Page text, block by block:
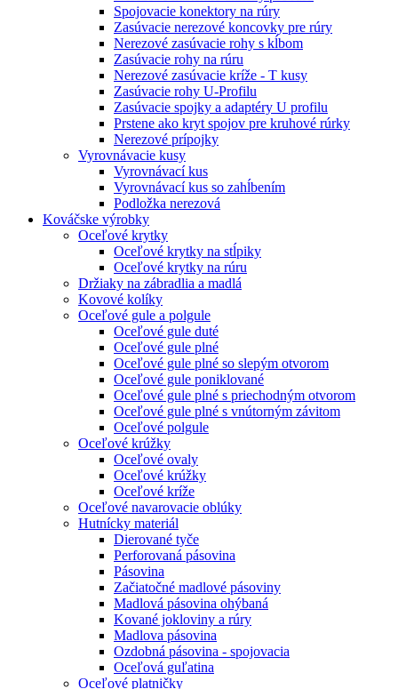
Spojovacie konektory na rúry
Zasúvacie nerezové koncovky pre rúry
Nerezové zasúvacie rohy s kĺbom
Zasúvacie rohy na rúru
Nerezové zasúvacie kríže - T kusy
Zasúvacie rohy U-Profilu
Zasúvacie spojky a adaptéry U profilu
Prstene ako kryt spojov pre kruhové rúrky
Nerezové prípojky
Vyrovnávacie kusy
Vyrovnávací kus
Vyrovnávací kus so zahĺbením
Podložka nerezová
Kováčske výrobky
Oceľové krytky
Oceľové krytky na stĺpiky
Oceľové krytky na rúru
Držiaky na zábradlia a madlá
Kovové kolíky
Oceľové gule a polgule
Oceľové gule duté
Oceľové gule plné
Oceľové gule plné so slepým otvorom
Oceľové gule poniklované
Oceľové gule plné s priechodným otvorom
Oceľové gule plné s vnútorným závitom
Oceľové polgule
Oceľové krúžky
Oceľové ovaly
Oceľové krúžky
Oceľové kríže
Oceľové navarovacie oblúky
Hutnícky materiál
Dierované tyče
Perforovaná pásovina
Pásovina
Začiatočné madlové pásoviny
Madlová pásovina ohýbaná
Kované jokloviny a rúry
Madlova pásovina
Ozdobná pásovina - spojovacia
Oceľová guľatina
Oceľové platničky